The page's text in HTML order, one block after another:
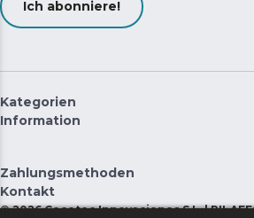
Ich abonniere!
Kategorien
Information
Zahlungsmethoden
Kontakt
©2026 Cecotec Innovaciones S.L. | RII-